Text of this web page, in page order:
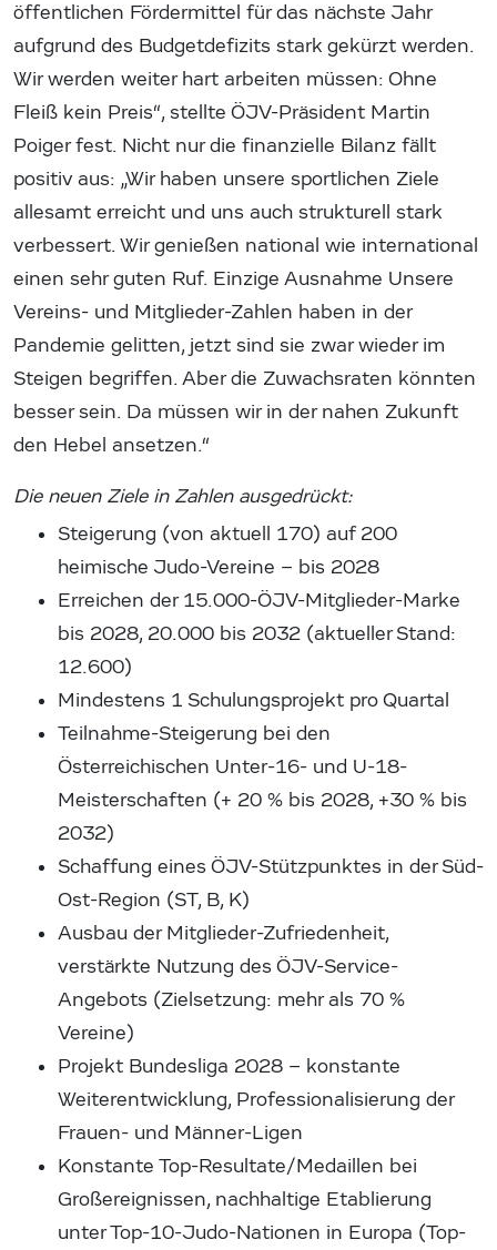
öffentlichen Fördermittel für das nächste Jahr
aufgrund des Budgetdefizits stark gekürzt werden.
Wir werden weiter hart arbeiten müssen: Ohne
Fleiß kein Preis“, stellte ÖJV-Präsident Martin
Poiger fest. Nicht nur die finanzielle Bilanz fällt
positiv aus: „Wir haben unsere sportlichen Ziele
allesamt erreicht und uns auch strukturell stark
verbessert. Wir genießen national wie international
einen sehr guten Ruf. Einzige Ausnahme Unsere
Vereins- und Mitglieder-Zahlen haben in der
Pandemie gelitten, jetzt sind sie zwar wieder im
Steigen begriffen. Aber die Zuwachsraten könnten
besser sein. Da müssen wir in der nahen Zukunft
den Hebel ansetzen.“
Die neuen Ziele in Zahlen ausgedrückt:
Steigerung (von aktuell 170) auf 200
heimische Judo-Vereine – bis 2028
Erreichen der 15.000-ÖJV-Mitglieder-Marke
bis 2028, 20.000 bis 2032 (aktueller Stand:
12.600)
Mindestens 1 Schulungsprojekt pro Quartal
Teilnahme-Steigerung bei den
Österreichischen Unter-16- und U-18-
Meisterschaften (+ 20 % bis 2028, +30 % bis
2032)
Schaffung eines ÖJV-Stützpunktes in der Süd-
Ost-Region (ST, B, K)
Ausbau der Mitglieder-Zufriedenheit,
verstärkte Nutzung des ÖJV-Service-
Angebots (Zielsetzung: mehr als 70 %
Vereine)
Projekt Bundesliga 2028 – konstante
Weiterentwicklung, Professionalisierung der
Frauen- und Männer-Ligen
Konstante Top-Resultate/Medaillen bei
Großereignissen, nachhaltige Etablierung
unter Top-10-Judo-Nationen in Europa (Top-